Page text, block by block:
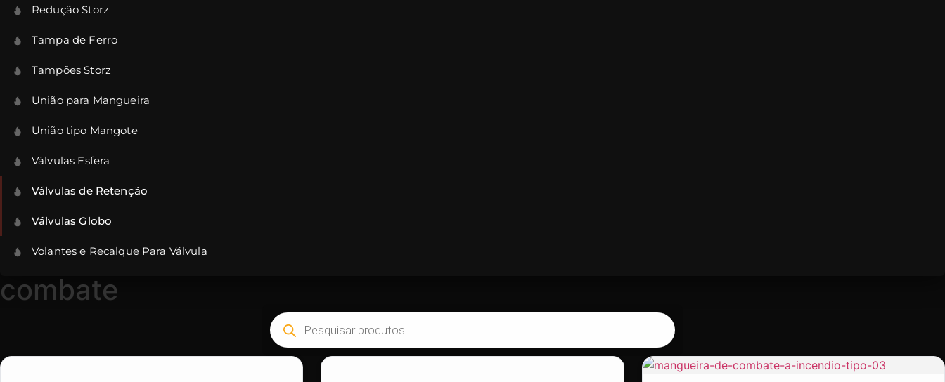
Redução Storz
Tampa de Ferro
Tampões Storz
União para Mangueira
União tipo Mangote
Válvulas Esfera
Válvulas de Retenção
Válvulas Globo
Volantes e Recalque Para Válvula
combate